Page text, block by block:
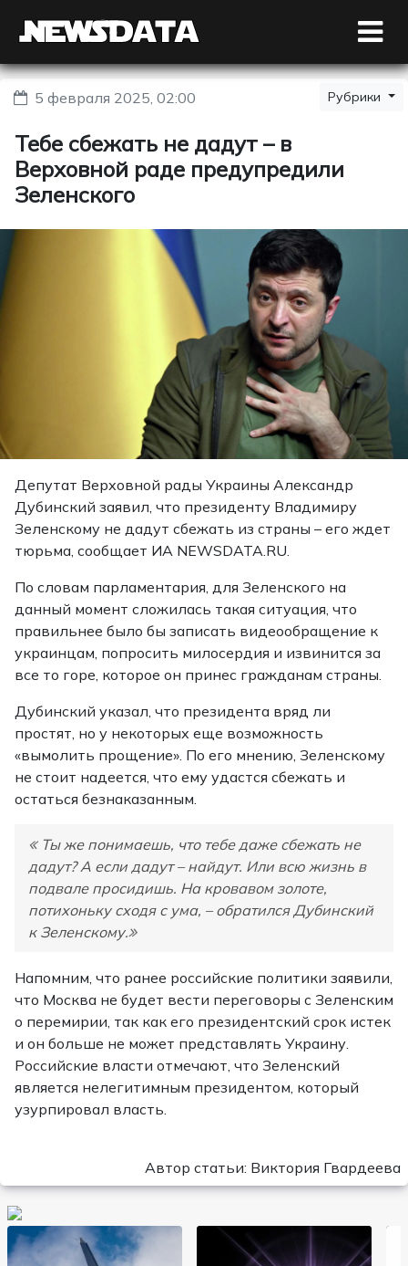
5 февраля 2025, 02:00 Рубрики
Тебе сбежать не дадут – в
Верховной раде предупредили
Зеленского
Депутат Верховной рады Украины Александр
Дубинский заявил, что президенту Владимиру
Зеленскому не дадут сбежать из страны – его ждет
тюрьма, сообщает ИА NEWSDATA.RU.
По словам парламентария, для Зеленского на
данный момент сложилась такая ситуация, что
правильнее было бы записать видеообращение к
украинцам, попросить милосердия и извинится за
все то горе, которое он принес гражданам страны.
Дубинский указал, что президента вряд ли
простят, но у некоторых еще возможность
«вымолить прощение». По его мнению, Зеленскому
не стоит надеется, что ему удастся сбежать и
остаться безнаказанным.
Ты же понимаешь, что тебе даже сбежать не
дадут? А если дадут – найдут. Или всю жизнь в
подвале просидишь. На кровавом золоте,
потихоньку сходя с ума, – обратился Дубинский
к Зеленскому.
Напомним, что ранее российские политики заявили,
что Москва не будет вести переговоры с Зеленским
о перемирии, так как его президентский срок истек
и он больше не может представлять Украину.
Российские власти отмечают, что Зеленский
является нелегитимным президентом, который
узурпировал власть.
Автор статьи: Виктория Гвардеева